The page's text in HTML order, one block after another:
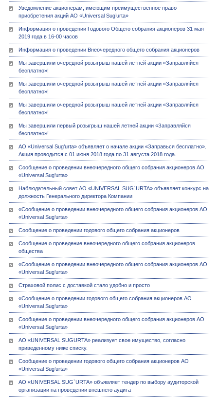
Уведомление акционерам, имеющим преимущественное право
приобретения акций АО «Universal Sug’urta»
Информация о проведении Годового Общего собрания акционеров 31 мая
2019 года в 16-00 часов
Информация о проведении Внеочередного общего собрания акционеров
Мы завершили очередной розыгрыш нашей летней акции «Заправляйся
бесплатно»!
Мы завершили очередной розыгрыш нашей летней акции «Заправляйся
бесплатно»!
Мы завершили очередной розыгрыш нашей летней акции «Заправляйся
бесплатно»!
Мы завершили первый розыгрыш нашей летней акции «Заправляйся
бесплатно»!
АО «Universal Sug’urta» объявляет о начале акции «Заправься бесплатно».
Акция проводится с 01 июня 2018 года по 31 августа 2018 года.
Сообщение о проведении внеочередного общего собрания акционеров АО
«Universal Sug’urta»
Наблюдательный совет АО «UNIVERSAL SUG`URTA» объявляет конкурс на
должность Генерального директора Компании
«Сообщение о проведении внеочередного общего собрания акционеров АО
«Universal Sug’urta»
Сообщение о проведении годового общего собрания акционеров
Сообщение о проведение внеочередного общего собрания акционеров
общества
«Сообщение о проведении внеочередного общего собрания акционеров АО
«Universal Sug’urta»
Страховой полис с доставкой стало удобно и просто
«Сообщение о проведении годового общего собрания акционеров АО
«Universal Sug’urta»
Сообщение о проведении внеочередного общего собрания акционеров АО
«Universal Sug’urta»
АО «UNIVERSAL SUGURTA» реализует свое имущество, согласно
приведенному ниже списку.
Сообщение о проведении годового общего собрания акционеров АО
«Universal Sug’urta»
АО «UNIVERSAL SUG`URTA» объявляет тендер по выбору аудиторской
организации на проведении внешнего аудита